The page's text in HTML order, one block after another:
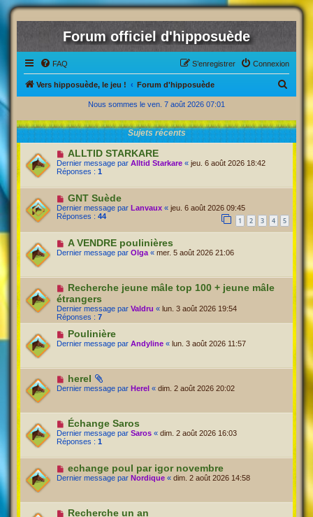
Forum officiel d'hipposuède
FAQ Connexion
S’enregistrer
Vers hipposuède, le jeu ! Forum d'hipposuède
e
r
Nous sommes le ven. 7 août 2026 07:01
Sujets récents
ALLTID STARKARE
Dernier message par Alltid Starkare « jeu. 6 août 2026 18:42
Réponses : 1
GNT Suède
Dernier message par Lanvaux « jeu. 6 août 2026 09:45
Réponses : 44 1 2 3 4 5
A VENDRE poulinières
Dernier message par Olga « mer. 5 août 2026 21:06
Recherche jeune mâle top 100 + jeune mâle
étrangers
Dernier message par Valdru « lun. 3 août 2026 19:54
Réponses : 7
Poulinière
Dernier message par Andyline « lun. 3 août 2026 11:57
herel
Dernier message par Herel « dim. 2 août 2026 20:02
Échange Saros
Dernier message par Saros « dim. 2 août 2026 16:03
Réponses : 1
echange poul par igor novembre
Dernier message par Nordique « dim. 2 août 2026 14:58
Recherche un an